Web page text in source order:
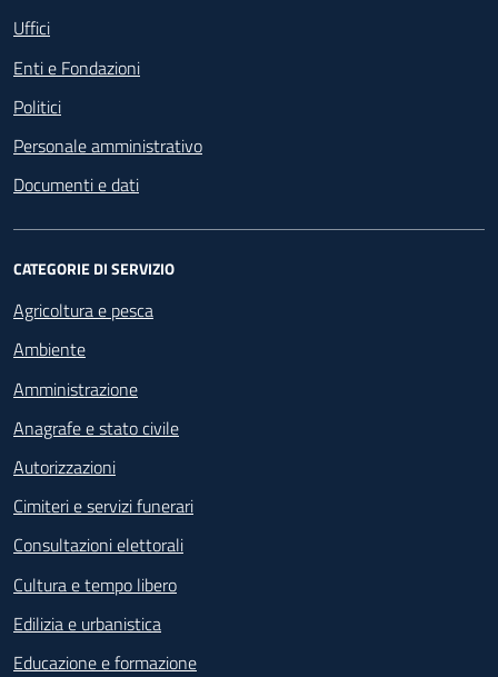
Uffici
Enti e Fondazioni
Politici
Personale amministrativo
Documenti e dati
CATEGORIE DI SERVIZIO
Agricoltura e pesca
Ambiente
Amministrazione
Anagrafe e stato civile
Autorizzazioni
Cimiteri e servizi funerari
Consultazioni elettorali
Cultura e tempo libero
Edilizia e urbanistica
Educazione e formazione